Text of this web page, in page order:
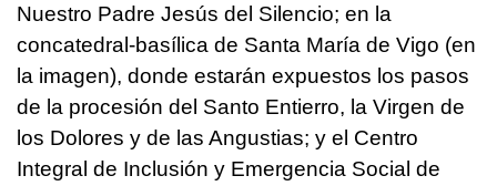
Nuestro Padre Jesús del Silencio; en la
concatedral-basílica de Santa María de Vigo (en
la imagen), donde estarán expuestos los pasos
de la procesión del Santo Entierro, la Virgen de
los Dolores y de las Angustias; y el Centro
Integral de Inclusión y Emergencia Social de